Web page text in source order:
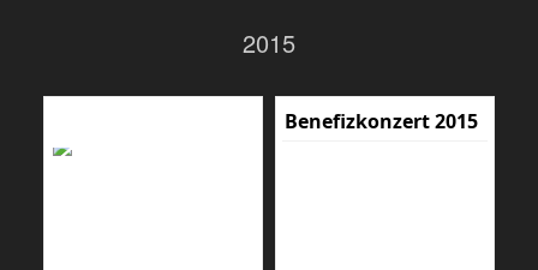
2015
Benefizkonzert 2015